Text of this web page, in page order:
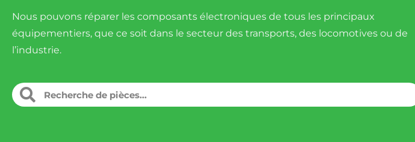
Nous pouvons réparer les composants électroniques de tous les principaux
équipementiers, que ce soit dans le secteur des transports, des locomotives ou de
l’industrie.